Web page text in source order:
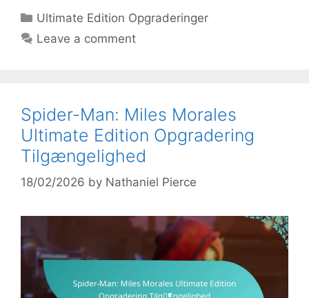
Categories
Ultimate Edition Opgraderinger
Leave a comment
Spider-Man: Miles Morales
Ultimate Edition Opgradering
Tilgængelighed
18/02/2026 by Nathaniel Pierce